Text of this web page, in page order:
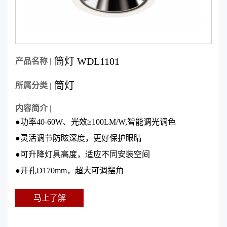
产品名称 | 筒灯 WDL1101
所属分类 | 筒灯
内容简介 |
●功率40-60W、光效≥100LM/W,智能调光调色
●灵活调节防眩深度，更好保护眼睛
●可升降灯具高度，适应不同安装空间
●开孔D170mm，超大可调摆角
马上了解